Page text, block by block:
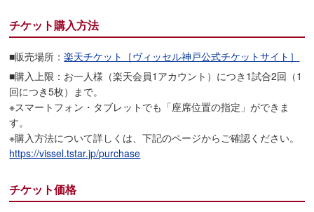
チケット購入方法
■販売場所：楽天チケット［ヴィッセル神戸公式チケットサイト］
■購入上限：お一人様（楽天会員1アカウント）につき1試合2回（1
回につき5枚）まで。
※スマートフォン・タブレットでも「座席位置の指定」ができま
す。
※購入方法について詳しくは、下記のページからご確認ください。
https://vissel.tstar.jp/purchase
チケット価格